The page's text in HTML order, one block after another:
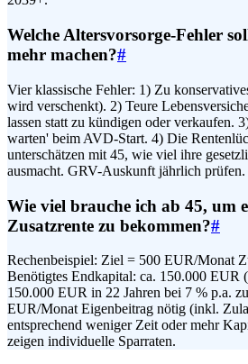
Welche Altersvorsorge-Fehler
mehr machen?#
Vier klassische Fehler: 1) Zu
wird verschenkt). 2) Teure
lassen statt zu kündigen oder verkaufen.
warten' beim AVD-Start. 4) Die
unterschätzen mit 45, wie viel ihre
ausmacht. GRV-Auskunft jährlich prüfen.
Wie viel brauche ich ab 45, um
Zusatzrente zu bekommen?#
Rechenbeispiel: Ziel = 500 EUR/Monat
Benötigtes Endkapital: ca. 150.000 EUR
150.000 EUR in 22 Jahren bei 7 % p.a.
EUR/Monat Eigenbeitrag nötig (inkl.
entsprechend weniger Zeit oder mehr
zeigen individuelle Sparraten.